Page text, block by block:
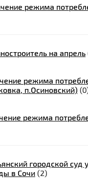
режима
на апрель
режима
п.Осиновский)
режима
городской
в Сочи (2)